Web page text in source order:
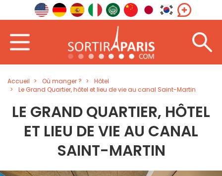
Accueil Où manger ?
Hôtel
Le Grand Quartier, hôtel et lieu de vie au canal Saint-Martin
LE GRAND QUARTIER, HÔTEL
ET LIEU DE VIE AU CANAL
SAINT-MARTIN